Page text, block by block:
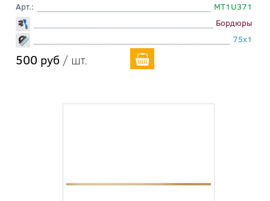
Арт.:
MT1U371
Бордюры
75x1
500 руб / шт.